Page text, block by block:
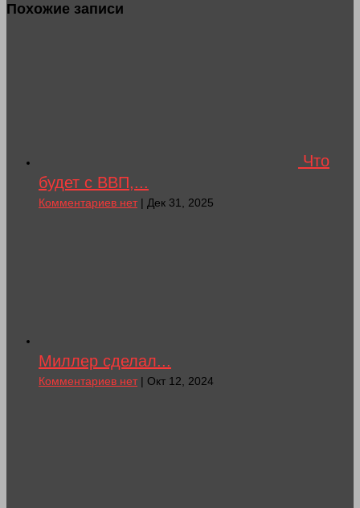
Похожие записи
Что
будет с ВВП,...
Комментариев нет| Дек 31, 2025
Миллер сделал...
Комментариев нет| Окт 12, 2024